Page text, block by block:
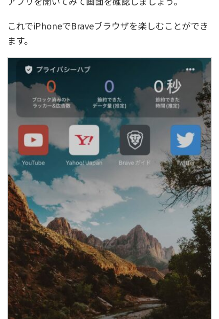
これでiPhoneでBraveブラウザを楽しむことができ
ます。